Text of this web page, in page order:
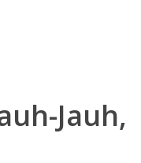
Jauh,